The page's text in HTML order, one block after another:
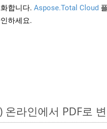
합니다. Aspose.Total Cloud
하세요.
온라인에서 PDF로